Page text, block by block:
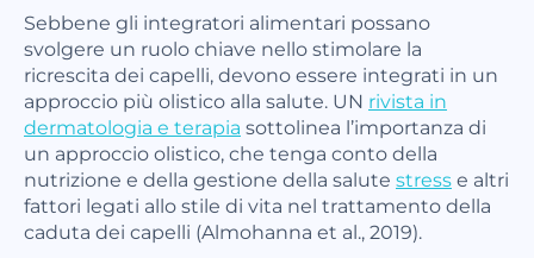
Sebbene gli integratori alimentari possano
svolgere un ruolo chiave nello stimolare la
ricrescita dei capelli, devono essere integrati in un
approccio più olistico alla salute. UN rivista in
dermatologia e terapia sottolinea l’importanza di
un approccio olistico, che tenga conto della
nutrizione e della gestione della salute stresse altri
fattori legati allo stile di vita nel trattamento della
caduta dei capelli (Almohanna et al., 2019).